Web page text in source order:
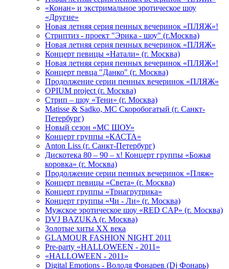
«Конан» и экстримальное эротическое шоу
«Другие»
Новая летняя серия пенных вечеринок «ПЛЯЖ»!
Стриптиз - проект "Эрика - шоу" (г.Москва)
Новая летняя серия пенных вечеринок «ПЛЯЖ»
Концерт певицы «Натали» (г. Москва)
Новая летняя серия пенных вечеринок «ПЛЯЖ»!
Концерт певца "Данко" (г. Москва)
Продолжение серии пенных вечеринок «ПЛЯЖ»
OPIUM project (г. Москва)
Стрип – шоу «Тени» (г. Москва)
Matissе & Sadko, MC Скоробогатый (г. Санкт-
Петербург)
Новый сезон «МС ШОУ»
Концерт группы «КАСТА»
Anton Liss (г. Санкт-Петербург)
Дискотека 80 – 90 – х! Концерт группы «Божья
коровка» (г. Москва)
Продолжение серии пенных вечеринок «Пляж»
Концерт певицы «Света» (г. Москва)
Концерт группы «Триагрутрика»
Концерт группы «Чи - Ли» (г. Москва)
Мужское эротическое шоу «RED CAP» (г. Москва)
DVJ BAZUKA (г. Москва)
Золотые хиты XX века
GLAMOUR FASHION NIGHT 2011
Pre-party «HALLOWEEN - 2011»
«HALLOWEEN - 2011»
Digital Emotions - Володя Фонарев (Dj Фонарь)